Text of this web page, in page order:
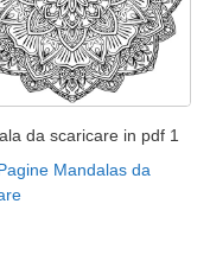
da scaricare in pdf 1
Mandalas da